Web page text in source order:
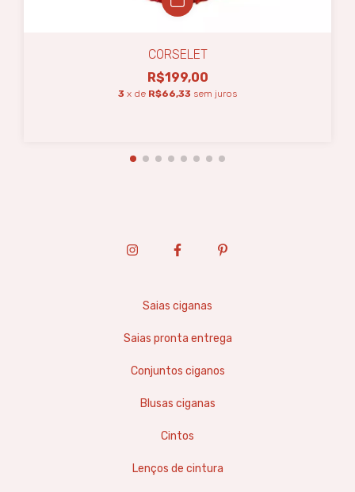
CORSELET
R$199,00
3 x de R$66,33 sem juros
Saias ciganas
Saias pronta entrega
Conjuntos ciganos
Blusas ciganas
Cintos
Lenços de cintura